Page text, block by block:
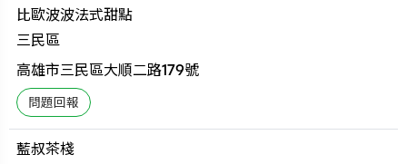
比歐波波法式甜點
三民區
高雄市三民區大順二路179號
藍叔茶棧